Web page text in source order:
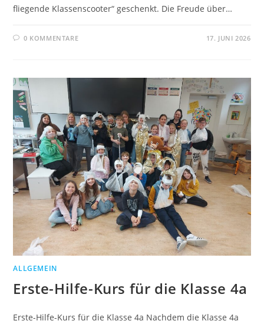
fliegende Klassenscooter“ geschenkt. Die Freude über…
0 KOMMENTARE 17. JUNI 2026
ALLGEMEIN
Erste-Hilfe-Kurs für die Klasse 4a
Erste-Hilfe-Kurs für die Klasse 4a Nachdem die Klasse 4a